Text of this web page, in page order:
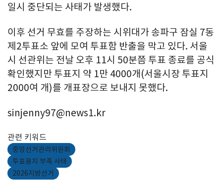
일시 중단되는 사태가 발생했다.
이후 선거 무효를 주장하는 시위대가 송파구 잠실 7동
제2투표소 앞에 모여 투표함 반출을 막고 있다. 서울
시 선관위는 전날 오후 11시 50분쯤 투표 종료를 공식
확인했지만 투표지 약 1만 4000개(서울시장 투표지
2000여 개)를 개표장으로 보내지 못했다.
sinjenny97@news1.kr
관련 키워드
중앙선거관리위원회
투표용지 부족 사태
2026지방선거